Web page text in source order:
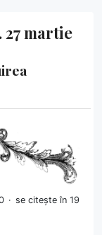
martie
se citește în 19